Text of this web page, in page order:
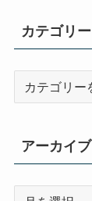
カテゴリー
リ
ー
アーカイブ